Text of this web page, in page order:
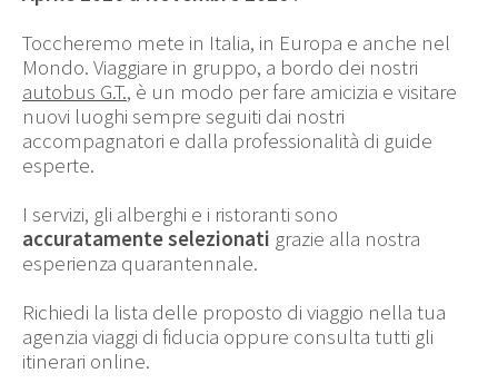
Toccheremo mete in Italia, in Europa e anche nel
Mondo. Viaggiare in gruppo, a bordo dei nostri
autobus G.T., è un modo per fare amicizia e visitare
nuovi luoghi sempre seguiti dai nostri
accompagnatori e dalla professionalità di guide
esperte.
I servizi, gli alberghi e i ristoranti sono
accuratamente selezionati grazie alla nostra
esperienza quarantennale.
Richiedi la lista delle proposto di viaggio nella tua
agenzia viaggi di fiducia oppure consulta tutti gli
itinerari online.